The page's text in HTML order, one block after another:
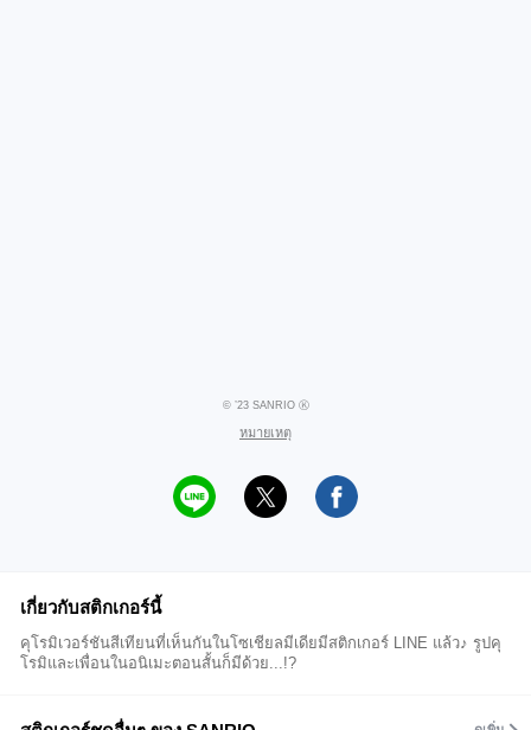
© ’23 SANRIO Ⓚ
หมายเหตุ
เกี่ยวกับสติกเกอร์นี้
คุโรมิเวอร์ชันสีเทียนที่เห็นกันในโซเชียลมีเดียมีสติกเกอร์ LINE แล้ว♪ รูปคุ
โรมิและเพื่อนในอนิเมะตอนสั้นก็มีด้วย...!?